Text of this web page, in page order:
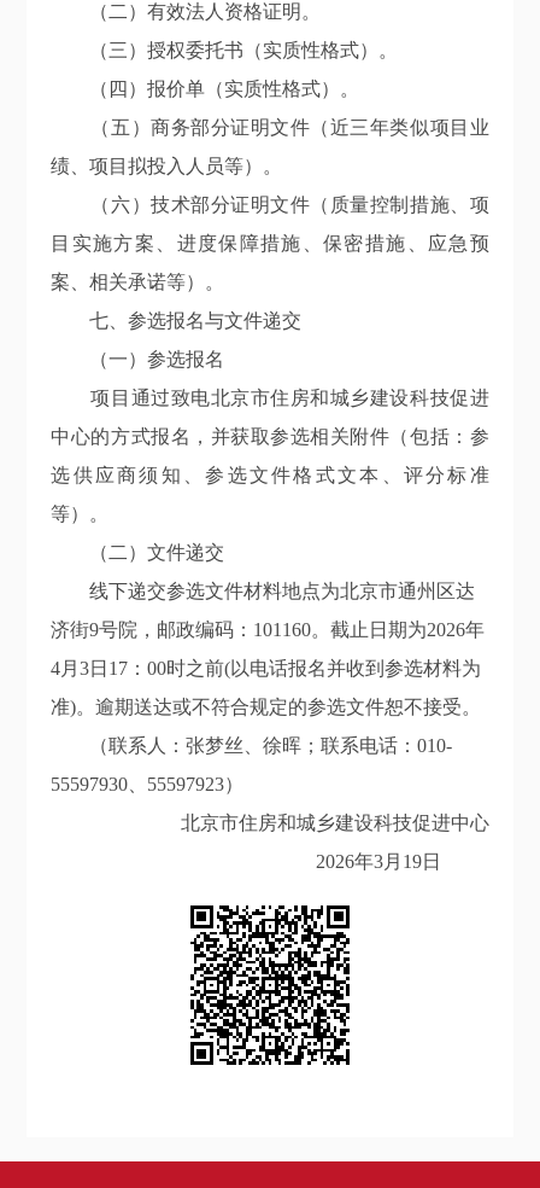
（二）有效法人资格证明。
（三）授权委托书（实质性格式）。
（四）报价单（实质性格式）。
（五）商务部分证明文件（近三年类似项目业
绩、项目拟投入人员等）。
（六）技术部分证明文件（质量控制措施、项
目实施方案、进度保障措施、保密措施、应急预
案、相关承诺等）。
七、参选报名与文件递交
（一）参选报名
项目通过致电北京市住房和城乡建设科技促进
中心的方式报名，并获取参选相关附件（包括：参
选供应商须知、参选文件格式文本、评分标准
等）。
（二）文件递交
线下递交参选文件材料地点为北京市通州区达
济街9号院，邮政编码：101160。截止日期为2026年
4月3日17：00时之前(以电话报名并收到参选材料为
准)。逾期送达或不符合规定的参选文件恕不接受。
（联系人：张梦丝、徐晖；联系电话：010-
55597930、55597923）
北京市住房和城乡建设科技促进中心
2026年3月19日